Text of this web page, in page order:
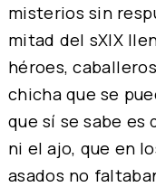
misterios sin
mitad del sXIX
héroes,
chicha que se
que sí se sabe es
ni el ajo, que en
asados no